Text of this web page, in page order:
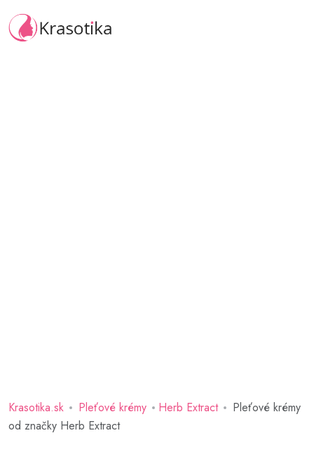
Krasotika.sk Pleťové krémy Herb Extract
Pleťové krémy
od značky Herb Extract